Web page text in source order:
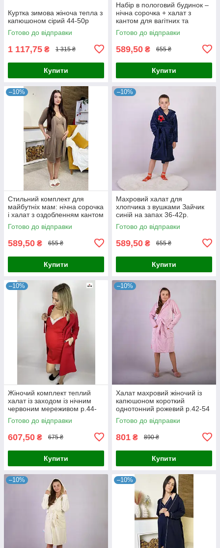
Куртка зимова жіноча тепла з
капюшоном сірий 44-50p
Готово до відправки
1 117,75 ₴ 1 315 ₴
Купити
Набір в пологовий будинок –
нічна сорочка + халат з
кантом для вагітних та
годуючих бордовий 44-54р.
Готово до відправки
589,50 ₴ 655 ₴
Купити
–10%
Стильний комплект для
майбутніх мам: нічна сорочка
і халат з оздобленням кантом
мокко 44-54р.
Готово до відправки
589,50 ₴ 655 ₴
Купити
–10%
Махровий халат для
хлопчика з вушками Зайчик
синій на запах 36-42р.
Готово до відправки
589,50 ₴ 655 ₴
Купити
–10%
Жіночий комплект теплий
халат із заходом із нічним
червоним мереживом р.44-
58
Готово до відправки
607,50 ₴ 675 ₴
Купити
–10%
Халат махровий жіночий із
капюшоном короткий
однотонний рожевий р.42-54
Готово до відправки
801 ₴ 890 ₴
Купити
–10% –10%